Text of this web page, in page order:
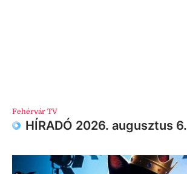
Fehérvár TV
HÍRADÓ 2026. augusztus 6.